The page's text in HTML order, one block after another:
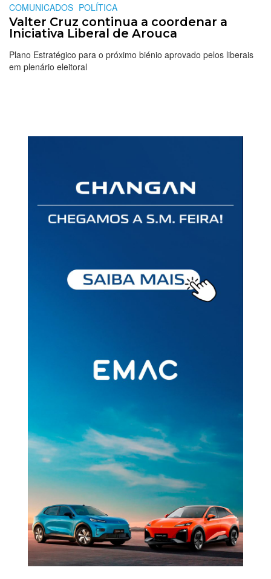
COMUNICADOS POLÍTICA
Valter Cruz continua a coordenar a
Iniciativa Liberal de Arouca
Plano Estratégico para o próximo biénio aprovado pelos liberais
em plenário eleitoral